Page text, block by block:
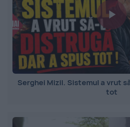
Serghei Mizil. Sistemul a vrut
tot